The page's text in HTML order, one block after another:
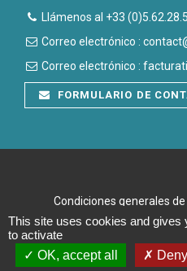
Llámenos al +33
Correo electrónico :
Correo electrónico :
FORMULARIO DE
Condiciones generales
Notas legales
This site uses cookies and gives
to activate
OK, accept all